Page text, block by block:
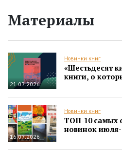
Материалы
21.07.2026
Новинки книг
«Шестьдесят
книги, о
16.07.2026
Новинки книг
ТОП-10 самых
новинок июля-